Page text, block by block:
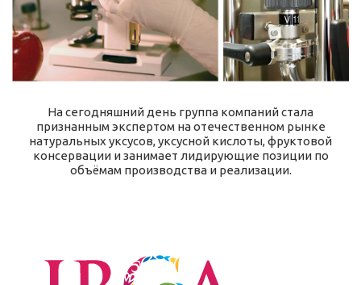
На сегодняшний день группа компаний стала
признанным экспертом на отечественном рынке
натуральных уксусов, уксусной кислоты, фруктовой
консервации и занимает лидирующие позиции по
объёмам производства и реализации.